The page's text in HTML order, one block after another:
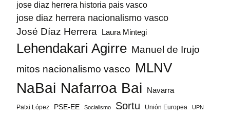
jose diaz herrera historia pais vasco
jose diaz herrera nacionalismo vasco
José Díaz Herrera Laura Mintegi
Lehendakari Agirre Manuel de Irujo
mitos nacionalismo vasco MLNV
NaBai Nafarroa Bai Navarra
Patxi López PSE-EE Socialismo Sortu Unión Europea UPN